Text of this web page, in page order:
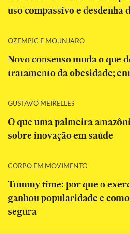
uso compassivo e desdenha
OZEMPIC E MOUNJARO
Novo consenso muda o que
tratamento da obesidade;
GUSTAVO MEIRELLES
O que uma palmeira
sobre inovação em saúde
CORPO EM MOVIMENTO
Tummy time: por que o
ganhou popularidade e
segura